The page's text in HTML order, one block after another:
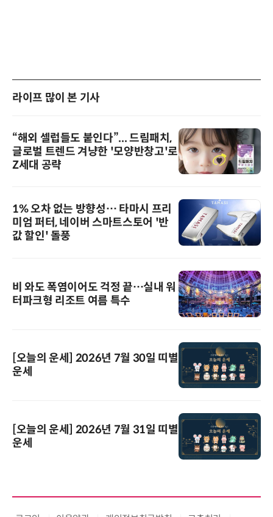
라이프 많이 본 기사
“해외 셀럽들도 붙인다”... 드림패치,
글로벌 트렌드 겨냥한 '모양반창고'로
Z세대 공략
1% 오차 없는 방향성… 타마시 프리
미엄 퍼터, 네이버 스마트스토어 '반
값 할인' 돌풍
비 와도 폭염이어도 걱정 끝…실내 워
터파크형 리조트 여름 특수
[오늘의 운세] 2026년 7월 30일 띠별
운세
[오늘의 운세] 2026년 7월 31일 띠별
운세